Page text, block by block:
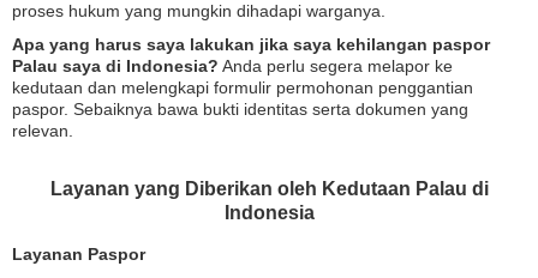
proses hukum yang mungkin dihadapi warganya.
Apa yang harus saya lakukan jika saya kehilangan paspor
Palau saya di Indonesia? Anda perlu segera melapor ke
kedutaan dan melengkapi formulir permohonan penggantian
paspor. Sebaiknya bawa bukti identitas serta dokumen yang
relevan.
Layanan yang Diberikan oleh Kedutaan Palau di
Indonesia
Layanan Paspor